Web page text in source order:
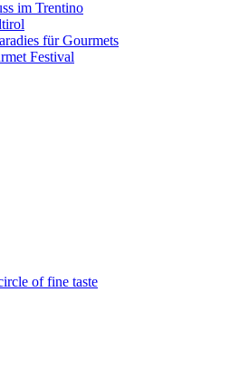
im Trentino
für Gourmets
Festival
of fine taste